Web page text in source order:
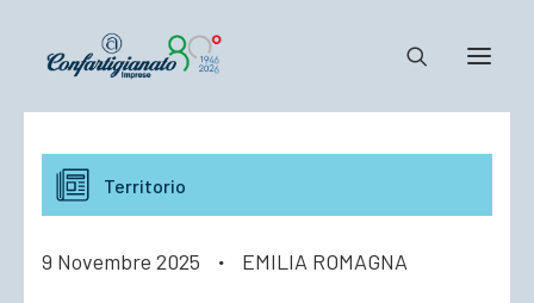
Notizie e Documenti
Confartigianato
Territorio
9 Novembre 2025 · EMILIA ROMAGNA